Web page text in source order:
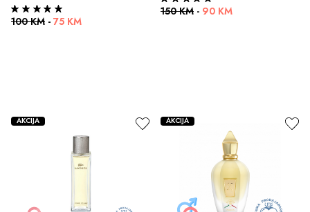
100 KM - 75 KM
150 KM - 90 KM
AKCIJA AKCIJA